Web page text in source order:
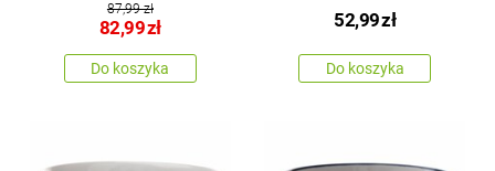
87,99 zł
82,99zł
Do koszyka
52,99zł
Do koszyka